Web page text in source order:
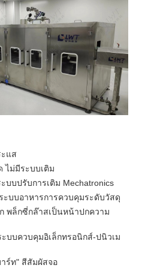
แส
ไม่มีระบบเติม
บบปรับการเติม Mechatronics
ะบบอาหารการควบคุมระดับวัสดุ
พล็กซี่กล๊าสเป็นหน้าปกความ
บบควบคุมอิเล็กทรอนิกส์-ปนิวเม
ร์ท" สีสัมผัสจอ